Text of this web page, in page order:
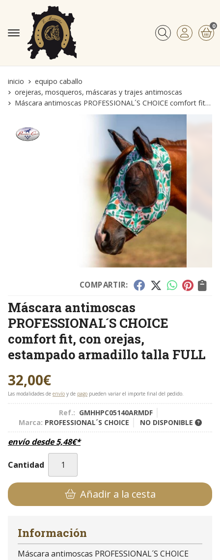
Buscar
0
inicio
equipo caballo
orejeras, mosqueros, máscaras y trajes antimoscas
Máscara antimoscas PROFESSIONAL´S CHOICE comfort fit, con orejas, estampado armadillo talla FULL
COMPARTIR:
Máscara antimoscas
PROFESSIONAL´S CHOICE
comfort fit, con orejas,
estampado armadillo talla FULL
32,00€
Las modalidades de envío y de pago pueden variar el importe final del pedido.
Ref.: GMHHPC05140ARMDF
Marca: PROFESSIONAL´S CHOICE NO DISPONIBLE
envío desde5,48€*
Cantidad
Añadir a la cesta
Información
Máscara antimoscas PROFESSIONAL´S CHOICE